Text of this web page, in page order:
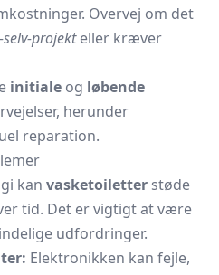
Overvej om det
projekteller kræver
initiale og løbende
herunder
reparation.
kan vasketoiletter støde
tid. Det er vigtigt at være
udfordringer.
Elektronikken kan fejle,